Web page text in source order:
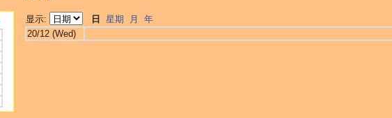
显示: 日 星期 月 年
20/12 (Wed)